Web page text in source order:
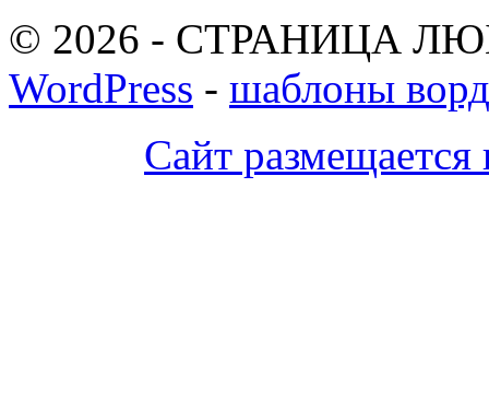
© 2026 - СТРАНИЦА
WordPress - шаблоны
Сайт размещается